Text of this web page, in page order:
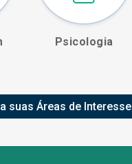
Psicologia
suas Áreas de Interesse